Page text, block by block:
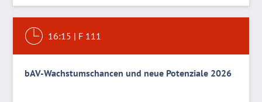
16:15 | F 111
bAV-Wachstumschancen und neue Potenziale 2026